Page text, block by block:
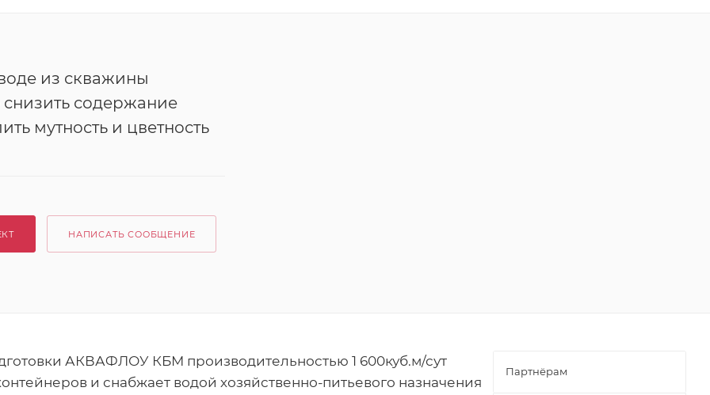
из скважины
содержание
мутность и цветность
НАПИСАТЬ СООБЩЕНИЕ
АКВАФЛОУ КБМ производительностью 1 600куб.м/сут
и снабжает водой хозяйственно-питьевого назначения
Партнёрам